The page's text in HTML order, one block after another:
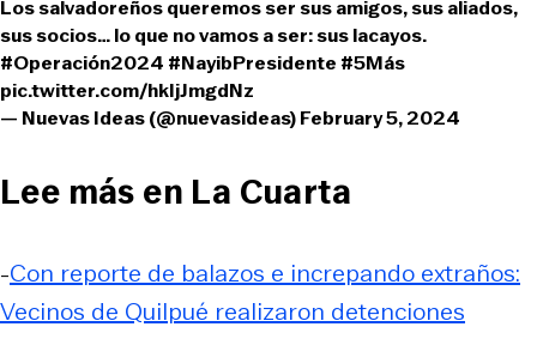
Los salvadoreños queremos ser sus amigos, sus aliados,
sus socios… lo que no vamos a ser: sus lacayos.
#Operación2024 #NayibPresidente #5Más
pic.twitter.com/hkIjJmgdNz
— Nuevas Ideas (@nuevasideas)February 5, 2024
Lee más en La Cuarta
-Con reporte de balazos e increpando extraños:
Vecinos de Quilpué realizaron detenciones